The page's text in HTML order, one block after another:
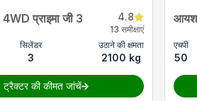
प्राइमा जी 3 4.8
13 समीक्षाएं
सिलेंडर
3
उठाने की क्षमता
2100 kg
ट्रैक्टर की कीमत जांचें
एचपी
50